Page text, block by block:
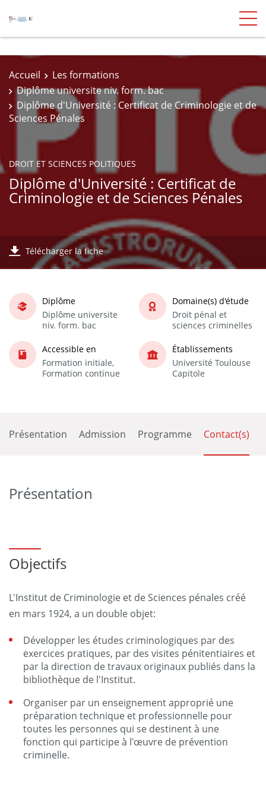
Accueil
Les formations
Diplôme universite niv. form. bac
Diplôme d'Université : Certificat de Criminologie et de
Sciences Pénales
DROIT ET SCIENCES POLITIQUES
Diplôme d'Université : Certificat de
Criminologie et de Sciences Pénales
Télécharger la fiche
Diplôme
Diplôme universite
niv. form. bac
Domaine(s) d'étude
Droit pénal et
sciences criminelles
Accessible en
Formation initiale,
Formation continue
Établissements
Université Toulouse
Capitole
Présentation Admission Programme Contact(s)
Présentation
Objectifs
L'Institut de Criminologie et de Sciences pénales créé
en mars 1924, a un double objet:
Développer les études criminologiques par des
exercices pratiques, par des visites pénitentiaires et
par la direction de travaux originaux publiés dans la
bibliothèque de l'Institut.
Organiser par un enseignement approprié une
préparation technique et professionnelle pour
toutes les personnes qui se destinent à une
fonction qui participe à l'œuvre de prévention
criminelle.